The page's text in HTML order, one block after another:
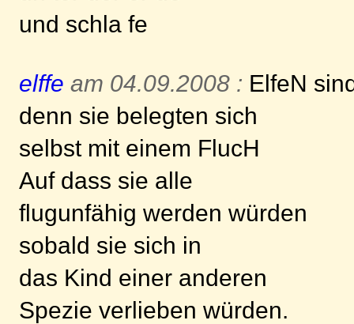
und schla fe
elffe am 04.09.2008 : ElfeN
denn sie belegten sich
selbst mit einem FlucH
Auf dass sie alle
flugunfähig werden würden
sobald sie sich in
das Kind einer anderen
Spezie verlieben würden.